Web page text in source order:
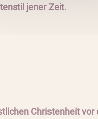
jener Zeit.
Christenheit